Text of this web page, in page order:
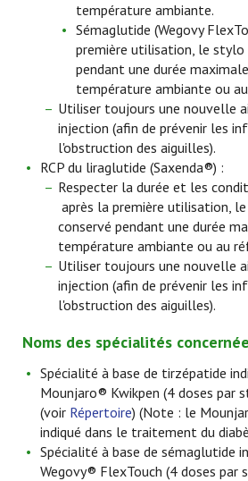
température ambiante.
Sémaglutide (Wegovy
première utilisation, le stylo
pendant une durée
température ambiante ou
Utiliser toujours une nouvelle
injection (afin de prévenir les
l'obstruction des aiguilles).
RCP du liraglutide (Saxenda®) :
Respecter la durée et les
après la première utilisation,
conservé pendant une durée
température ambiante ou au
Utiliser toujours une nouvelle
injection (afin de prévenir les
l'obstruction des aiguilles).
Noms des spécialités
Spécialité à base de tirzépatide
Mounjaro® Kwikpen (4 doses par
(voir Répertoire) (Note : le
indiqué dans le traitement du
Spécialité à base de sémaglutide
Wegovy® FlexTouch (4 doses par